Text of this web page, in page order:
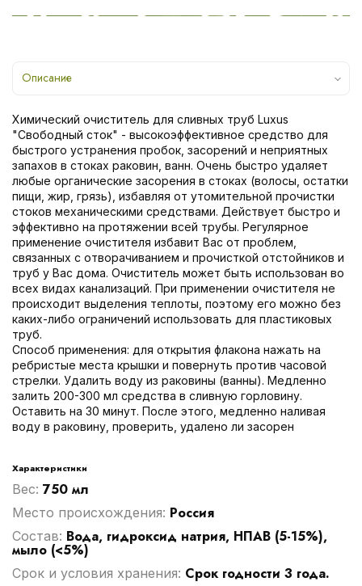
Описание
Химический очиститель для сливных труб Luxus
"Свободный сток" - высокоэффективное средство для
быстрого устранения пробок, засорений и неприятных
запахов в стоках раковин, ванн. Очень быстро удаляет
любые органические засорения в стоках (волосы, остатки
пищи, жир, грязь), избавляя от утомительной прочистки
стоков механическими средствами. Действует быстро и
эффективно на протяжении всей трубы. Регулярное
применение очистителя избавит Вас от проблем,
связанных с отворачиванием и прочисткой отстойников и
труб у Вас дома. Очиститель может быть использован во
всех видах канализаций. При применении очистителя не
происходит выделения теплоты, поэтому его можно без
каких-либо ограничений использовать для пластиковых
труб.
Способ применения: для открытия флакона нажать на
ребристые места крышки и повернуть против часовой
стрелки. Удалить воду из раковины (ванны). Медленно
залить 200-300 мл средства в сливную горловину.
Оставить на 30 минут. После этого, медленно наливая
воду в раковину, проверить, удалено ли засорен
Характеристики
Вес: 750 мл
Место происхождения: Россия
Cостав: Вода, гидроксид натрия, НПАВ (5-15%),
мыло (<5%)
Срок и условия хранения: Срок годности 3 года.